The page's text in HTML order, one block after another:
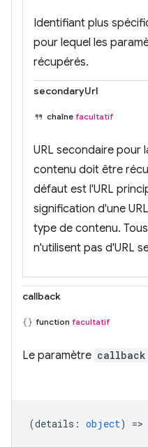
Identifiant plus
pour lequel les
récupérés.
secondaryUrl
chaîne facultatif
URL secondaire pour
contenu doit être
défaut est l'URL
signification d'une
type de contenu.
n'utilisent pas d'URL
callback
function facultatif
Le paramètre callback
(details : object) =>